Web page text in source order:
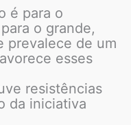
é para o
o grande,
prevalece de um
esses
resistências
da iniciativa